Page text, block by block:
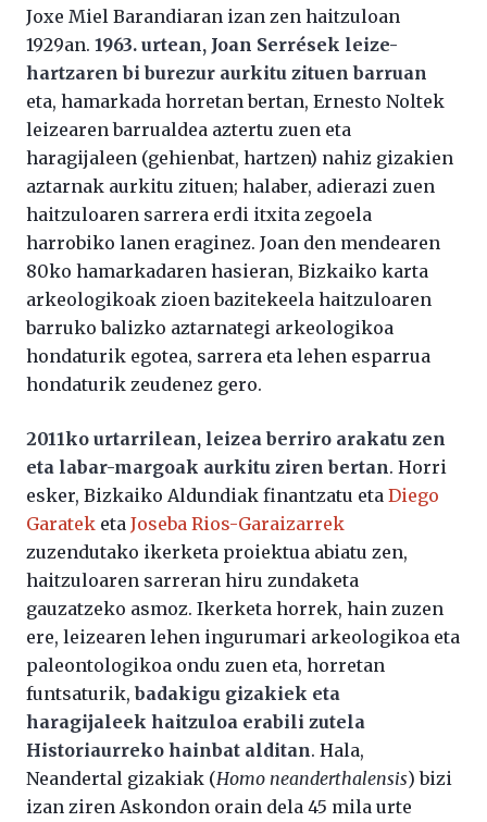
Joxe Miel Barandiaran izan zen haitzuloan
1929an. 1963. urtean, Joan Serrések leize-
hartzaren bi burezur aurkitu zituen barruan
eta, hamarkada horretan bertan, Ernesto Noltek
leizearen barrualdea aztertu zuen eta
haragijaleen (gehienbat, hartzen) nahiz gizakien
aztarnak aurkitu zituen; halaber, adierazi zuen
haitzuloaren sarrera erdi itxita zegoela
harrobiko lanen eraginez. Joan den mendearen
80ko hamarkadaren hasieran, Bizkaiko karta
arkeologikoak zioen bazitekeela haitzuloaren
barruko balizko aztarnategi arkeologikoa
hondaturik egotea, sarrera eta lehen esparrua
hondaturik zeudenez gero.
2011ko urtarrilean, leizea berriro arakatu zen
eta labar-margoak aurkitu ziren bertan. Horri
esker, Bizkaiko Aldundiak finantzatu eta Diego
Garatek eta Joseba Rios-Garaizarrek
zuzendutako ikerketa proiektua abiatu zen,
haitzuloaren sarreran hiru zundaketa
gauzatzeko asmoz. Ikerketa horrek, hain zuzen
ere, leizearen lehen ingurumari arkeologikoa eta
paleontologikoa ondu zuen eta, horretan
funtsaturik,badakigu gizakiek eta
haragijaleek haitzuloa erabili zutela
Historiaurreko hainbat alditan. Hala,
Neandertal gizakiak (Homo neanderthalensis) bizi
izan ziren Askondon orain dela 45 mila urte